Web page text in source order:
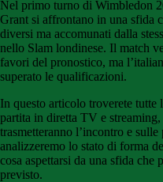
Nel primo turno di Wimbledon
Grant si affrontano in una sfida
diversi ma accomunati dalla
nello Slam londinese. Il match
favori del pronostico, ma
superato le qualificazioni.
In questo articolo troverete
partita in diretta TV e
trasmetteranno l’incontro e
analizzeremo lo stato di forma
cosa aspettarsi da una sfida che
previsto.